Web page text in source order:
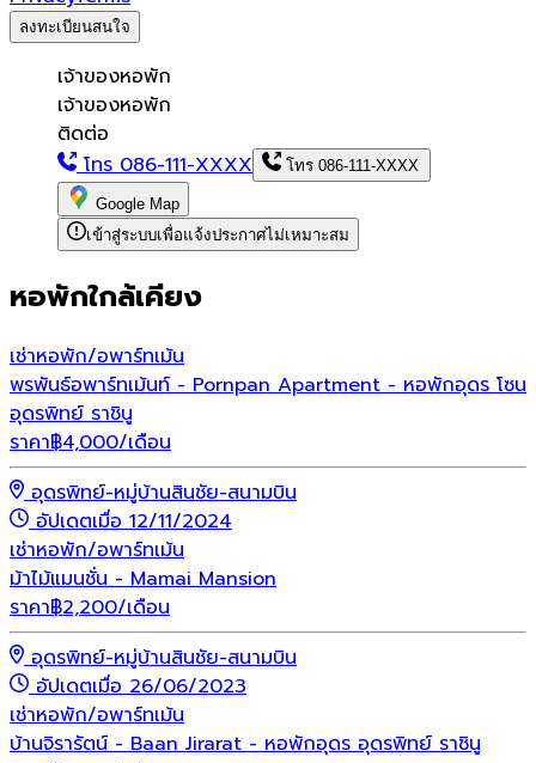
ลงทะเบียนสนใจ
เจ้าของหอพัก
เจ้าของหอพัก
ติดต่อ
โทร086-111-XXXX โทร 086-111-XXXX
Google Map
เข้าสู่ระบบเพื่อแจ้งประกาศไม่เหมาะสม
หอพักใกล้เคียง
เช่าหอพัก/อพาร์ทเม้น
พรพันธ์อพาร์ทเม้นท์ - Pornpan Apartment - หอพักอุดร โซน
อุดรพิทย์ ราชินู
ราคา฿4,000/เดือน
อุดรพิทย์-หมู่บ้านสินชัย-สนามบิน
อัปเดตเมื่อ 12/11/2024
เช่าหอพัก/อพาร์ทเม้น
ม้าไม้แมนชั่น - Mamai Mansion
ราคา฿2,200/เดือน
อุดรพิทย์-หมู่บ้านสินชัย-สนามบิน
อัปเดตเมื่อ 26/06/2023
เช่าหอพัก/อพาร์ทเม้น
บ้านจิรารัตน์ - Baan Jirarat - หอพักอุดร อุดรพิทย์ ราชินู